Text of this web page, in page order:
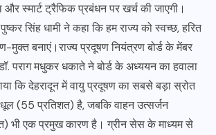
स्मार्ट ट्रैफिक प्रबंधन पर खर्च की जाएगी।
सिंह धामी ने कहा कि हम राज्य को स्वच्छ, हरित
मुक्त बनाएं।राज्य प्रदूषण नियंत्रण बोर्ड के मेंबर
पराग मधुकर धकाते ने बोर्ड के अध्ययन का हवाला
कि देहरादून में वायु प्रदूषण का सबसे बड़ा स्रोत
(55 प्रतिशत) है, जबकि वाहन उत्सर्जन
भी एक प्रमुख कारण है। ग्रीन सेस के माध्यम से